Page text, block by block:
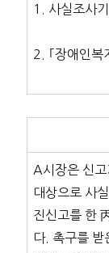
1. 사실조사
2. ｢장애인복
A시장은 신
대상으로 사
진신고를 한
다. 촉구를 받